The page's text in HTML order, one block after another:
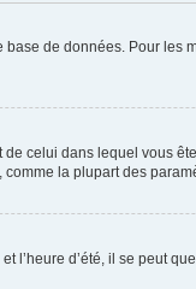
de données. Pour les
de celui dans lequel vous
la plupart des
l’heure d’été, il se peut